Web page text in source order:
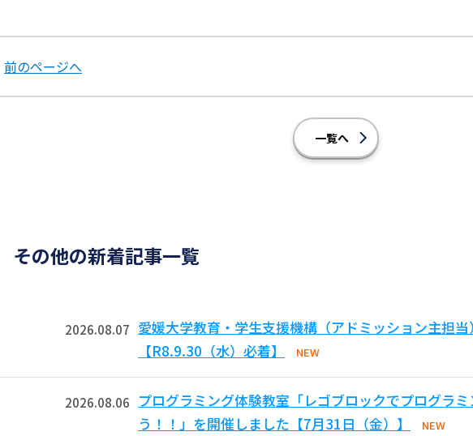
前のページへ
一覧へ
その他の新着記事一覧
2026.08.07 愛媛大学教育・学生支援機構（アドミッション主担当
【R8.9.30（水）必着】
NEW
2026.08.06
プログラミング体験教室「レゴブロックでプログラ
う！！」を開催しました【7月31日（金）】
NEW